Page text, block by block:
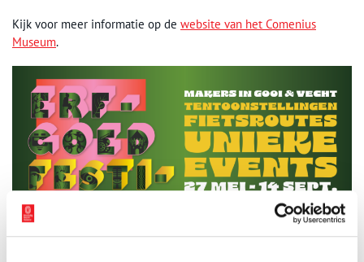
Kijk voor meer informatie op de website van het Comenius
Museum.